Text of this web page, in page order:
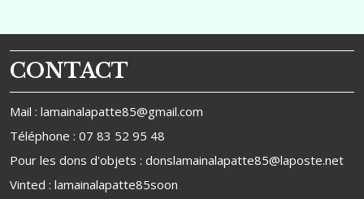
CONTACT
Mail : lamainalapatte85@gmail.com
Téléphone : 07 83 52 95 48
Pour les dons d'objets : donslamainalapatte85@laposte.net
Vinted : lamainalapatte85soon